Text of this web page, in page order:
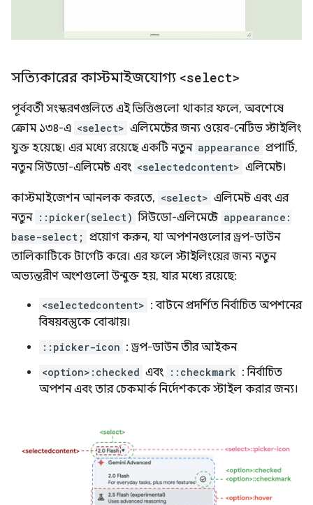
সত্যিকারের কাস্টমাইজযোগ্য <select>
পূর্ববর্তী সংস্করণগুলিতে এই ভিত্তিগুলো থাকার ফলে, অবশেষে
ক্রোম ১৩৪-এ <select> এলিমেন্টের জন্য ওয়েব-নেটিভ স্টাইলিং
যুক্ত হয়েছে। এর মধ্যে রয়েছে একটি নতুন appearance প্রপার্টি,
নতুন সিউডো-এলিমেন্ট এবং <selectedcontent> এলিমেন্ট।
কাস্টমাইজেশন আনলক করতে, <select> এলিমেন্ট এবং এর
নতুন ::picker(select) সিউডো-এলিমেন্টে appearance:
base-select; প্রয়োগ করুন, যা অপশনগুলোর ড্রপ-ডাউন
তালিকাটিকে টার্গেট করে। এর ফলে স্টাইলিংয়ের জন্য নতুন
অভ্যন্তরীণ অংশগুলো উন্মুক্ত হয়, যার মধ্যে রয়েছে:
<selectedcontent> : বাটনে প্রদর্শিত নির্বাচিত অপশনের
বিষয়বস্তুকে বোঝায়।
::picker-icon : ড্রপ-ডাউন তীর আইকন
<option>:checked এবং ::checkmark : নির্বাচিত
অপশন এবং তার চেকমার্ক নির্দেশককে স্টাইল করার জন্য।